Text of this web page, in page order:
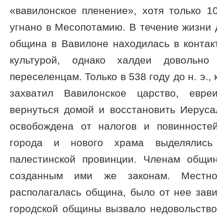
«вавилонское пленение», хотя только
угнано в Месопотамию. В течение жизни
община в Вавилоне находилась в
культурой, однако халдеи
переселенцам. Только в 538 году до н. э.,
захватил Вавилонское царство,
вернуться домой и восстановить
освобождена от налогов и
города и нового храма
палестинской провинции. Членам
созданным ими же законам.
располагалась община, было от нее
городской общины вызвало